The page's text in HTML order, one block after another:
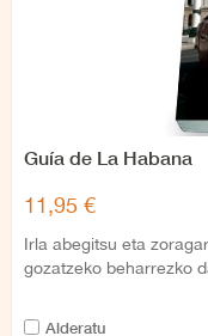
Guía de La Habana
11,95 €
Irla abegitsu eta
gozatzeko beharrezko
Alderatu